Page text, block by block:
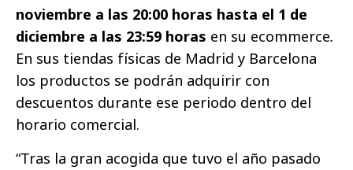
noviembre a las 20:00 horas hasta el 1 de
diciembre a las 23:59 horas en su ecommerce.
En sus tiendas físicas de Madrid y Barcelona
los productos se podrán adquirir con
descuentos durante ese periodo dentro del
horario comercial.
“Tras la gran acogida que tuvo el año pasado